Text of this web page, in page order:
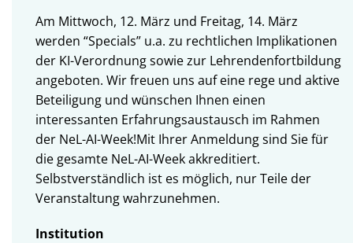
Am Mittwoch, 12. März und Freitag, 14. März
werden “Specials” u.a. zu rechtlichen Implikationen
der KI-Verordnung sowie zur Lehrendenfortbildung
angeboten. Wir freuen uns auf eine rege und aktive
Beteiligung und wünschen Ihnen einen
interessanten Erfahrungsaustausch im Rahmen
der NeL-AI-Week!Mit Ihrer Anmeldung sind Sie für
die gesamte NeL-AI-Week akkreditiert.
Selbstverständlich ist es möglich, nur Teile der
Veranstaltung wahrzunehmen.
Institution